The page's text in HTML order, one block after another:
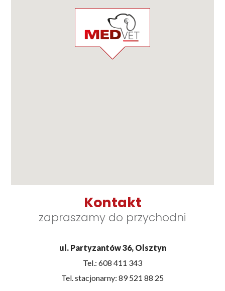
Kontakt
zapraszamy do przychodni
ul. Partyzantów 36, Olsztyn
Tel.: 608 411 343
Tel. stacjonarny: 89 521 88 25